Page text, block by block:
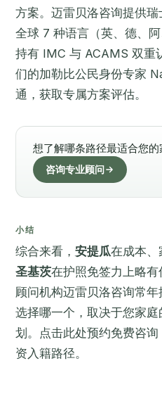
方案。迈雷贝洛咨询提供
全球 7 种语言（英、德、
持有 IMC 与 ACAMS 双重
们的加勒比公民身份专家
通，获取专属方案评估。
想了解哪条路径最适合您的
咨询专业顾问
小结
综合来看， 安提瓜在成本、
圣基茨在护照免签力上略
顾问机构迈雷贝洛咨询常年
选择哪一个，取决于您家
划。 点击此处预约免费咨询
资入籍路径。